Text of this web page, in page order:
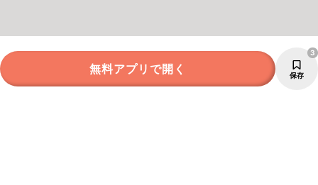
無料アプリで開く 保存
3